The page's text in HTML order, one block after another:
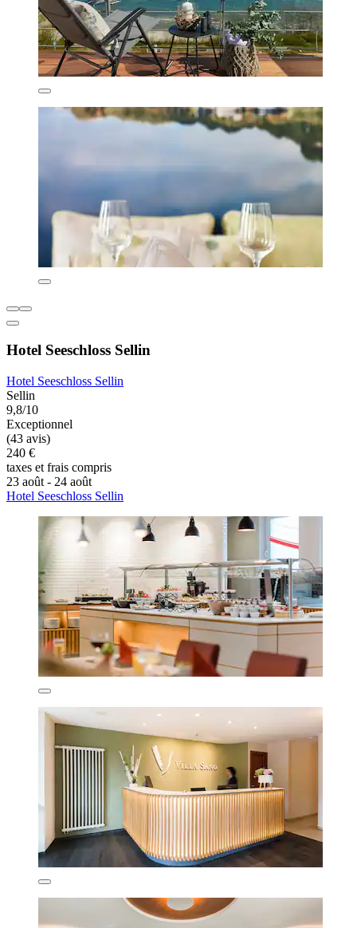
Hotel Seeschloss Sellin
Hotel Seeschloss Sellin
Sellin
9,8/10
Exceptionnel
(43 avis)
240 €
taxes et frais compris
23 août - 24 août
Hotel Seeschloss Sellin